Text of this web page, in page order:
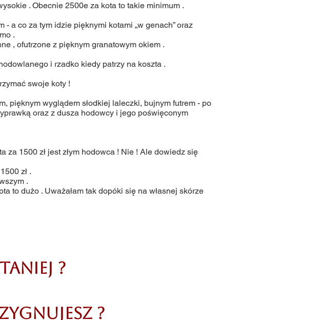
. Obecnie 2500e za kota to takie minimum .
a co za tym idzie pięknymi kotami „w genach” oraz
.
, ofutrzone z pięknym granatowym okiem .
i rzadko kiedy patrzy na koszta .
swoje koty !
pięknym wyglądem słodkiej laleczki, bujnym futrem - po
oraz z dusza hodowcy i jego poświęconym
1500 zł jest złym hodowca ! Nie ! Ale dowiedz się
zł .
.
to dużo . Uważałam tak dopóki się na własnej skórze
?
?